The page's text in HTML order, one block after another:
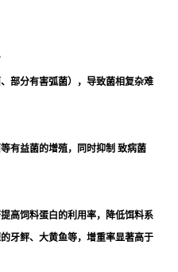
部分有害弧菌），导致菌相复杂难
有益菌的增殖，同时抑制 致病菌
高饲料蛋白的利用率，降低饵料系
牙鲆、大黄鱼等，增重率显著高于